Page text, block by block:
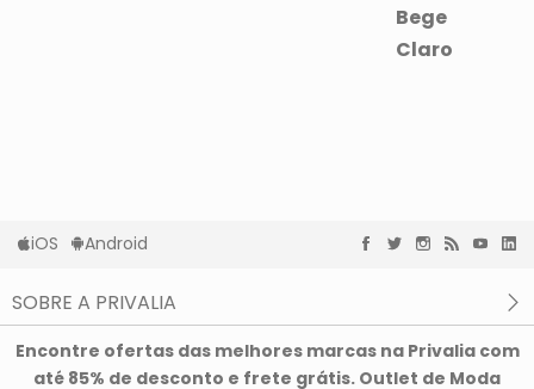
Bege
Claro
iOS Android
SOBRE A PRIVALIA
Privacidade e Cookies
Encontre ofertas das melhores marcas na Privalia com
até 85% de desconto e frete grátis. Outlet de Moda